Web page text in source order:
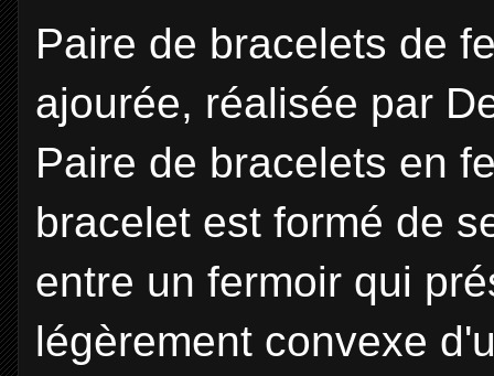
Paire de bracelets de
ajourée, réalisée par
Paire de bracelets en
bracelet est formé de
entre un fermoir qui
légèrement convexe